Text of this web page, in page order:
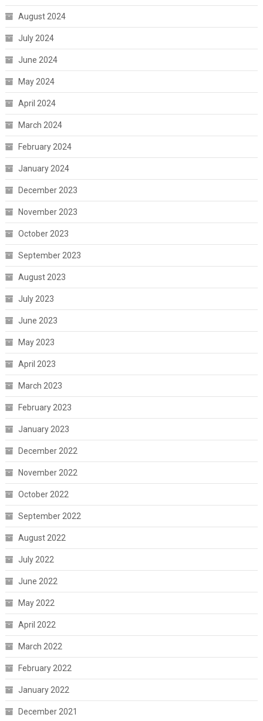
August 2024
July 2024
June 2024
May 2024
April 2024
March 2024
February 2024
January 2024
December 2023
November 2023
October 2023
September 2023
August 2023
July 2023
June 2023
May 2023
April 2023
March 2023
February 2023
January 2023
December 2022
November 2022
October 2022
September 2022
August 2022
July 2022
June 2022
May 2022
April 2022
March 2022
February 2022
January 2022
December 2021